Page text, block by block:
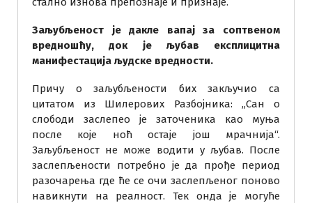
Заљубљеност је дакле вапај за соптвеном
вредношћу, док је љубав експлицитна
манифестација људске вредности.
Причу о заљубљености бих закључио са
цитатом из Шилерових Разбојника: „Сан о
слободи заслепео је заточеника као муња
после које ноћ остаје још мрачнија“.
Заљубљеност не може водити у љубав. После
заслепљености потребно је да прође период
разочарења где ће се очи заслепљеног поново
навикнути на реалност. Тек онда је могуће